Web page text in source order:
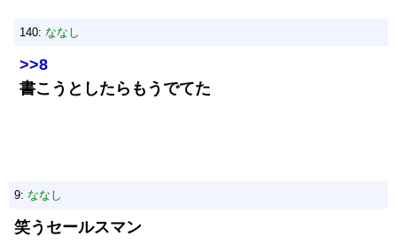
140: ななし
>>8
書こうとしたらもうでてた
9: ななし
笑うセールスマン